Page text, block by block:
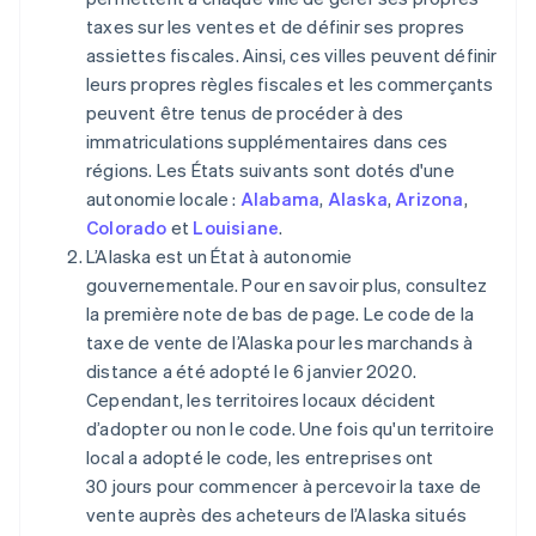
taxes sur les ventes et de définir ses propres
assiettes fiscales. Ainsi, ces villes peuvent définir
leurs propres règles fiscales et les commerçants
peuvent être tenus de procéder à des
immatriculations supplémentaires dans ces
régions. Les États suivants sont dotés d'une
autonomie locale : Alabama, Alaska, Arizona,
Colorado et Louisiane.
L’Alaska est un État à autonomie
gouvernementale. Pour en savoir plus, consultez
la première note de bas de page. Le code de la
taxe de vente de l’Alaska pour les marchands à
distance a été adopté le 6 janvier 2020.
Cependant, les territoires locaux décident
d’adopter ou non le code. Une fois qu'un territoire
local a adopté le code, les entreprises ont
30 jours pour commencer à percevoir la taxe de
vente auprès des acheteurs de l’Alaska situés